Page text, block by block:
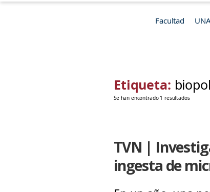
Facultad
Etiqueta:
Se han encontrado 1 resultados
TVN |
ingesta de